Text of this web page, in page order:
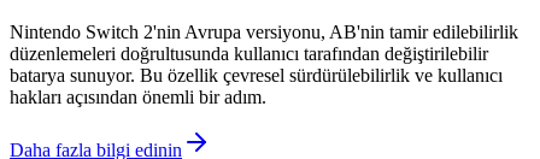
Nintendo Switch 2'nin Avrupa versiyonu, AB'nin tamir edilebilirlik
düzenlemeleri doğrultusunda kullanıcı tarafından değiştirilebilir
batarya sunuyor. Bu özellik çevresel sürdürülebilirlik ve kullanıcı
hakları açısından önemli bir adım.
Daha fazla bilgi edinin